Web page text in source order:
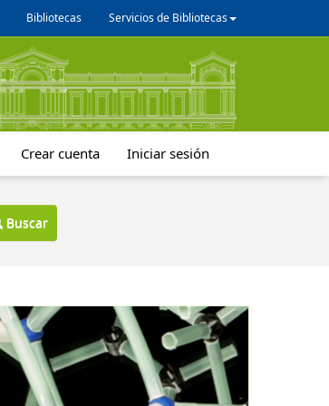
Bibliotecas Servicios de Bibliotecas
Crear cuenta Iniciar sesión
Buscar